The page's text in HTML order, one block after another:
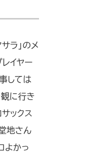
ラ」のメ
イヤー
しては
観に行き
ックス
地さん
よかっ